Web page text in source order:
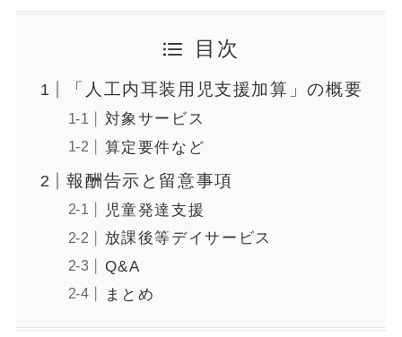
目次
「人工内耳装用児支援加算」の概要
対象サービス
算定要件など
報酬告示と留意事項
児童発達支援
放課後等デイサービス
Q&A
まとめ